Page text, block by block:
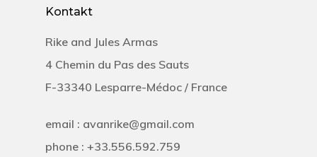
Kontakt
Rike and Jules Armas
4 Chemin du Pas des Sauts
F-33340 Lesparre-Médoc / France
email : avanrike@gmail.com
phone : +33.556.592.759